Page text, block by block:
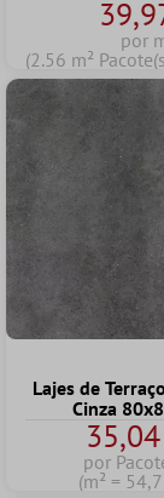
por
(2.56 m²
Lajes de
Cinza
por
(m² =